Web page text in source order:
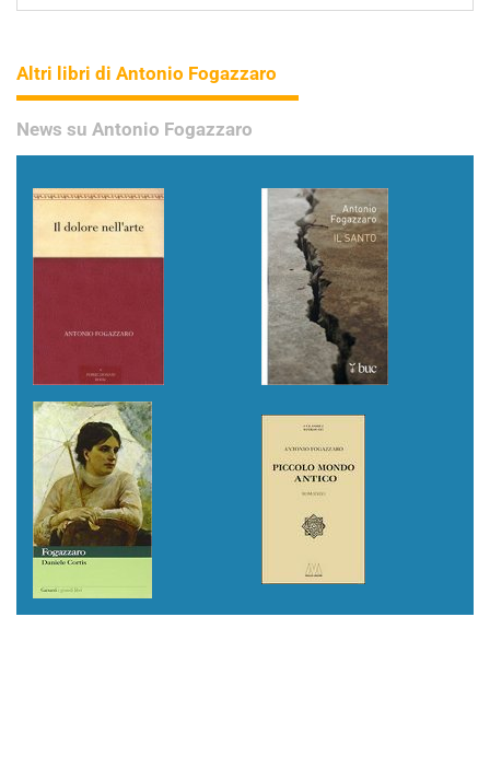
Altri libri di Antonio Fogazzaro
News su Antonio Fogazzaro